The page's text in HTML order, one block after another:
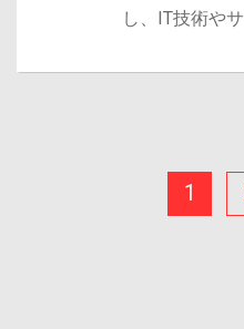
し、IT技術や
1